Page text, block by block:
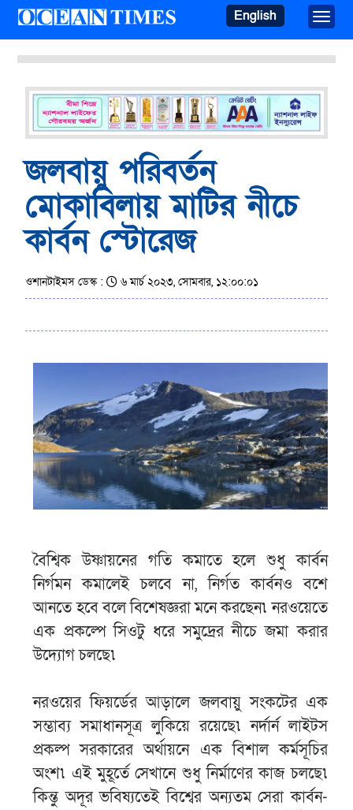
English
জলবায়ু পরিবর্তন
মোকাবিলায় মাটির নীচে
কার্বন স্টোরেজ
ওশানটাইমস ডেস্ক : ৬ মার্চ ২০২৩, সোমবার, ১২:০০:০১
বৈশ্বিক উষ্ণায়নের গতি কমাতে হলে শুধু কার্বন
নির্গমন কমালেই চলবে না, নির্গত কার্বনও বশে
আনতে হবে বলে বিশেষজ্ঞরা মনে করছেন৷ নরওয়েতে
এক প্রকল্পে সিওটু ধরে সমুদ্রের নীচে জমা করার
উদ্যোগ চলছে৷
নরওয়ের ফিয়র্ডের আড়ালে জলবায়ু সংকটের এক
সম্ভাব্য সমাধানসূত্র লুকিয়ে রয়েছে৷ নর্দার্ন লাইটস
প্রকল্প সরকারের অর্থায়নে এক বিশাল কর্মসূচির
অংশ৷ এই মুহূর্তে সেখানে শুধু নির্মাণের কাজ চলছে৷
কিন্তু অদূর ভবিষ্যতেই বিশ্বের অন্যতম সেরা কার্বন-